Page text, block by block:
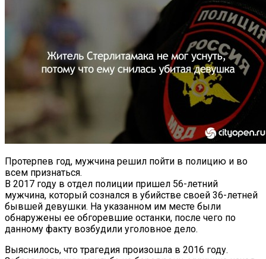
Протерпев год, мужчина решил пойти в полицию и во
всем признаться.
В 2017 году в отдел полиции пришел 56-летний
мужчина, который сознался в убийстве своей 36-летней
бывшей девушки. На указанном им месте были
обнаружены ее обгоревшие останки, после чего по
данному факту возбудили уголовное дело.
Выяснилось, что трагедия произошла в 2016 году.